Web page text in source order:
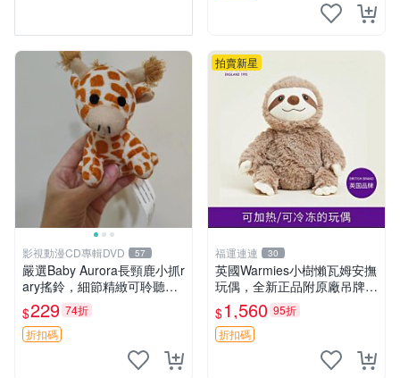
影視動漫CD專輯DVD 57
嚴選Baby Aurora長頸鹿小抓r
ary搖鈴，細節精緻可聆聽清
脆鈴音 軟萌可愛 定制紀念 金
屬搖鈴 新手媽咪推薦 長頸鹿
抓rary 搖鈴
$229 74折
折扣碼
拍賣新星
福運連連 30
英國Warmies小樹懶瓦姆安撫
玩偶，全新正品附原廠吊牌與
防塵袋，內藏薰衣草可加熱，
適合各個年齡層，冷暖兩用享
受抱抱樂趣，不容錯過嚴選好
$1,560 95折
折扣碼